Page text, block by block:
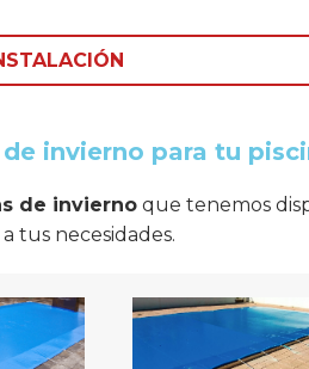
invierno para tu
de invierno que tenemos
tus necesidades.